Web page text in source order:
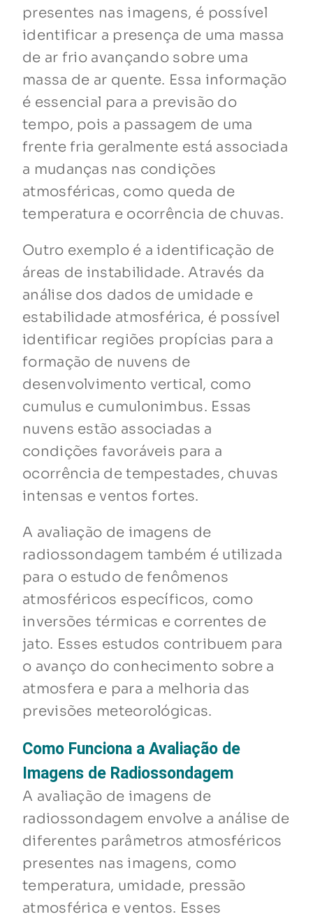
presentes nas imagens, é possível
identificar a presença de uma massa
de ar frio avançando sobre uma
massa de ar quente. Essa informação
é essencial para a previsão do
tempo, pois a passagem de uma
frente fria geralmente está associada
a mudanças nas condições
atmosféricas, como queda de
temperatura e ocorrência de chuvas.
Outro exemplo é a identificação de
áreas de instabilidade. Através da
análise dos dados de umidade e
estabilidade atmosférica, é possível
identificar regiões propícias para a
formação de nuvens de
desenvolvimento vertical, como
cumulus e cumulonimbus. Essas
nuvens estão associadas a
condições favoráveis para a
ocorrência de tempestades, chuvas
intensas e ventos fortes.
A avaliação de imagens de
radiossondagem também é utilizada
para o estudo de fenômenos
atmosféricos específicos, como
inversões térmicas e correntes de
jato. Esses estudos contribuem para
o avanço do conhecimento sobre a
atmosfera e para a melhoria das
previsões meteorológicas.
Como Funciona a Avaliação de
Imagens de Radiossondagem
A avaliação de imagens de
radiossondagem envolve a análise de
diferentes parâmetros atmosféricos
presentes nas imagens, como
temperatura, umidade, pressão
atmosférica e ventos. Esses